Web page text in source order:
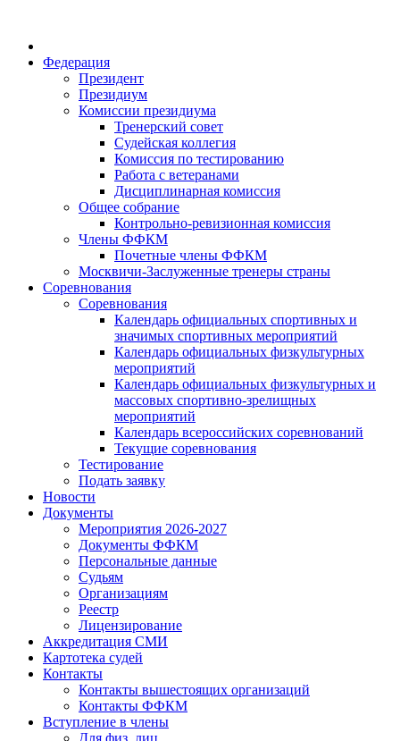
Федерация
Президент
Президиум
Комиссии президиума
Тренерский совет
Судейская коллегия
Комиссия по тестированию
Работа с ветеранами
Дисциплинарная комиссия
Общее собрание
Контрольно-ревизионная комиссия
Члены ФФКМ
Почетные члены ФФКМ
Москвичи-Заслуженные тренеры страны
Соревнования
Соревнования
Календарь официальных спортивных и
значимых спортивных мероприятий
Календарь официальных физкультурных
мероприятий
Календарь официальных физкультурных и
массовых спортивно-зрелищных
мероприятий
Календарь всероссийских соревнований
Текущие соревнования
Тестирование
Подать заявку
Новости
Документы
Мероприятия 2026-2027
Документы ФФКМ
Персональные данные
Судьям
Организациям
Реестр
Лицензирование
Аккредитация СМИ
Картотека судей
Контакты
Контакты вышестоящих организаций
Контакты ФФКМ
Вступление в члены
Для физ. лиц